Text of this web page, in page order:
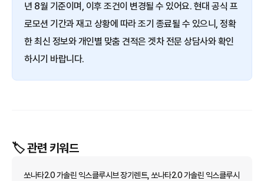
년 8월 기준이며, 이후 조건이 변경될 수 있어요. 현대 공식 프
로모션 기간과 재고 상황에 따라 조기 종료될 수 있으니, 정확
한 최신 정보와 개인별 맞춤 견적은 겟차 전문 상담사와 확인
하시기 바랍니다.
🏷️ 관련 키워드
쏘나타2.0 가솔린 익스클루시브 장기렌트, 쏘나타2.0 가솔린 익스클루시